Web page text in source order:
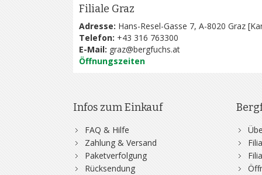
Filiale Graz
Adresse: Hans-Resel-Gasse 7, A-8020 Graz [
Telefon: +43 316 763300
E-Mail: graz@bergfuchs.at
Öffnungszeiten
Infos zum Einkauf
FAQ & Hilfe
Zahlung & Versand
Paketverfolgung
Rücksendung